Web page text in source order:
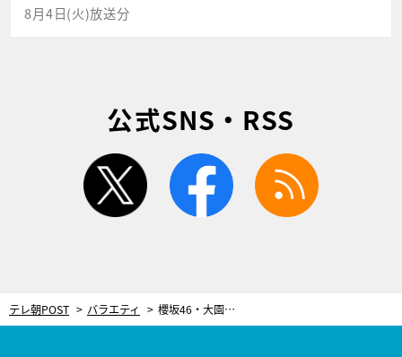
8月4日(火)放送分
公式SNS・RSS
twitter facebook
テレ朝POST バラエティ 櫻坂46・大園玲、中堅芸人に辛辣コメント！言われた本人も嘆き「なんで今そんなこと言うの？」